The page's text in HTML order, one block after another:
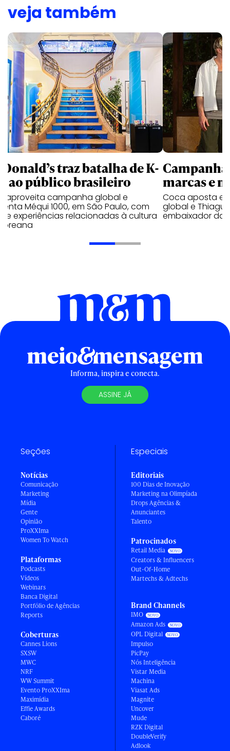
veja também
traz batalha de K-
ao público brasileiro
aproveita campanha global e
Méqui 1000, em São Paulo, com
e experiências relacionadas à cultura
marcas e
Coca aposta
global e
embaixador da
Informa, inspira e conecta.
ASSINE JÁ
Seções
Notícias
Comunicação
Marketing
Mídia
Gente
Opinião
ProXXIma
Women To Watch
Plataformas
Podcasts
Vídeos
Webinars
Banca Digital
Portfólio de Agências
Reports
Coberturas
Cannes Lions
SXSW
MWC
NRF
WW Summit
Evento ProXXIma
Maximídia
Effie Awards
Caboré
Especiais
Editoriais
100 Dias de Inovação
Marketing na Olimpíada
Drops Agências &
Anunciantes
Talento
Patrocinados
Retail Media
Creators & Influencers
Out-Of-Home
Martechs & Adtechs
Brand Channels
IMO
Amazon Ads
OPL Digital
Impulso
PicPay
Nós Inteligência
Vistar Media
Machina
Viasat Ads
Magnite
Uncover
Mude
RZK Digital
DoubleVerify
Adlook